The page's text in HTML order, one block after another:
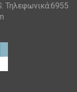
Τηλεφωνικά:6955